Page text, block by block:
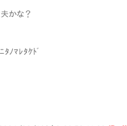
？
ﾏﾚﾀｹﾄﾞ